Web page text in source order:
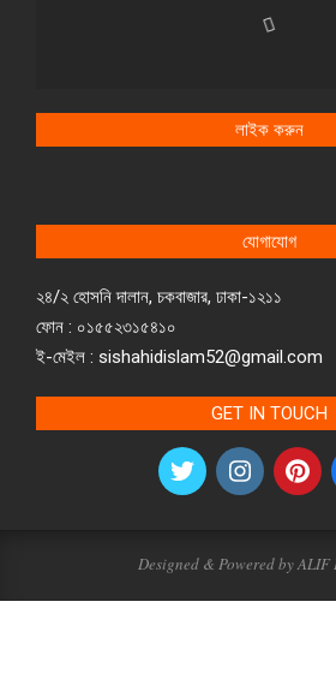
লাইক করুন
যোগাযোগ
২৪/২ হোসনি দালান, চকবাজার, ঢাকা-১২১১
ফোন : ০১৫৫২৩১৫৪১০
ই-মেইল : sishahidislam52@gmail.com
GET IN TOUCH
Designed & Powered by ALIF